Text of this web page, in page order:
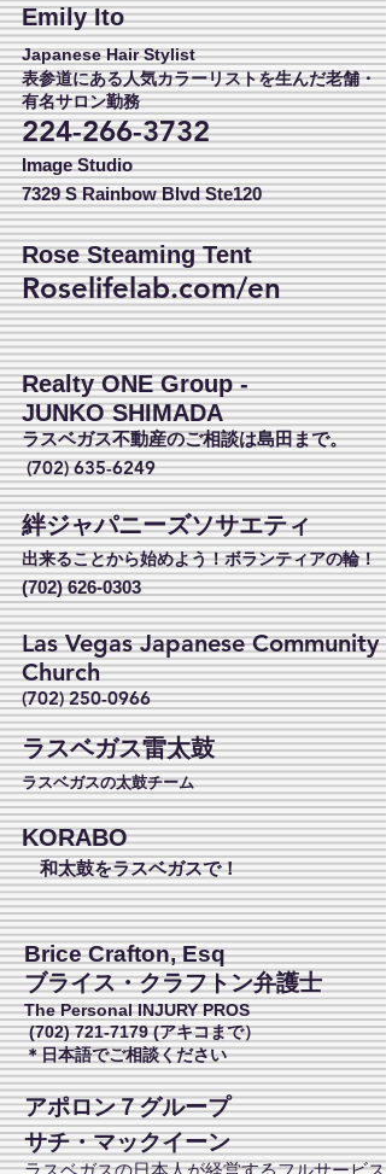
Emily Ito
Japanese Hair Stylist
表参道にある人気カラーリストを生んだ老舗・
有名サロン勤務
224-266-3732
Image Studio
7329 S Rainbow Blvd Ste120
RoseSteaming Tent
Roselifelab.com/en
Realty ONE Group -
JUNKO SHIMADA
ラスベガス不動産のご相談は島田まで。
(702) 635-6249
絆ジャパニーズソサエティ
出来ることから始めよう！ボランティアの輪！
(702) 626-0303
Las Vegas Japanese Community
Church
(702) 250-0966
ラスベガス雷太鼓
ラスベガスの太鼓チーム
KORABO
和太鼓をラスベガスで！
Brice Crafton, Esq
ブライス・クラフトン弁護士
The Personal INJURY PROS
(702) 721-7179(アキコまで）
​＊日本語でご相談ください
アポロン７グループ
サチ・マックイーン
ラスベガスの日本人が経営するフルサービス